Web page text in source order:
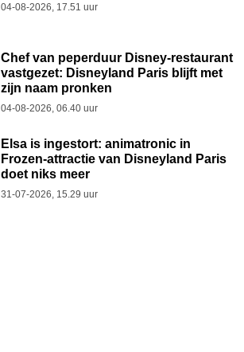
04-08-2026, 17.51 uur
Chef van peperduur Disney-restaurant
vastgezet: Disneyland Paris blijft met
zijn naam pronken
04-08-2026, 06.40 uur
Elsa is ingestort: animatronic in
Frozen-attractie van Disneyland Paris
doet niks meer
31-07-2026, 15.29 uur